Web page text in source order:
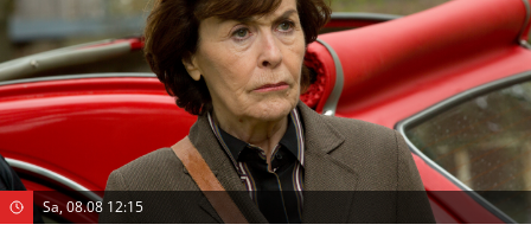
Sa, 08.08 12:15